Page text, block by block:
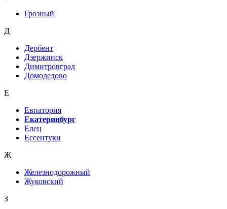
Грозный
Д
Дербент
Дзержинск
Димитровград
Домодедово
Е
Евпатория
Екатеринбург
Елец
Ессентуки
Ж
Железнодорожный
Жуковский
З